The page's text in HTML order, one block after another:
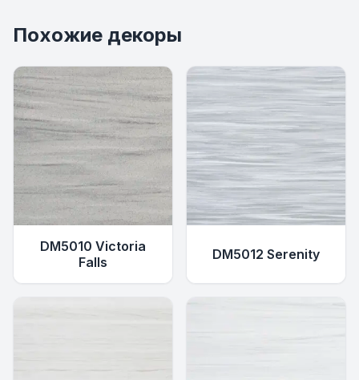
Похожие декоры
DM5010 Victoria
Falls
DM5012 Serenity